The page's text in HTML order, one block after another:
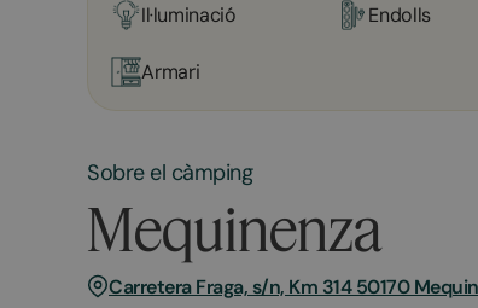
Il·luminació Endolls
Armari
Sobre el càmping
Mequinenza
Carretera Fraga, s/n, Km 314 50170